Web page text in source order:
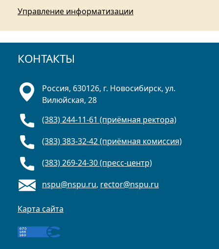
Управление информатизации
КОНТАКТЫ
Россия, 630126, г. Новосибирск, ул.
Вилюйская, 28
(383) 244-11-61 (приёмная ректора)
(383) 383-32-42 (приёмная комиссия)
(383) 269-24-30 (пресс-центр)
nspu@nspu.ru, rector@nspu.ru
Карта сайта